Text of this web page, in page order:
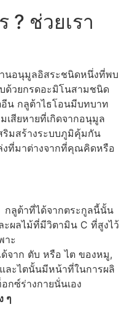
? ช่วยเรา
นอนุมูลอิสระชนิดหนึ่งที่พบ
ด้วยกรดอะมิโนสามชนิด
น กลูต้าไธโอนมีบทบาท
เสียหายที่เกิดจากอนุมูล
ริมสร้างระบบภูมิคุ้มกัน
งที่มาต่างจากที่คุณคิดหรือ
กลูต้าที่ได้จากตระกูลนี้นั้น
ะผลไม้ที่มีวิตามิน C ที่สูงไว้
าะ
จาก ตับ หรือ ไต ของหมู,
ละไตนั้นมีหน้าที่ในการผลิ
กซ์ร่างกายนั่นเอง
ๆ